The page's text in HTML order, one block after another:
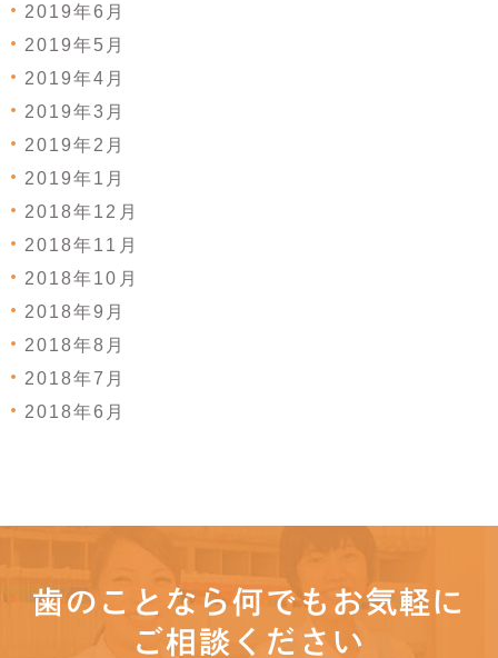
2019年6月
2019年5月
2019年4月
2019年3月
2019年2月
2019年1月
2018年12月
2018年11月
2018年10月
2018年9月
2018年8月
2018年7月
2018年6月
歯のことなら何でもお気軽に
ご相談ください